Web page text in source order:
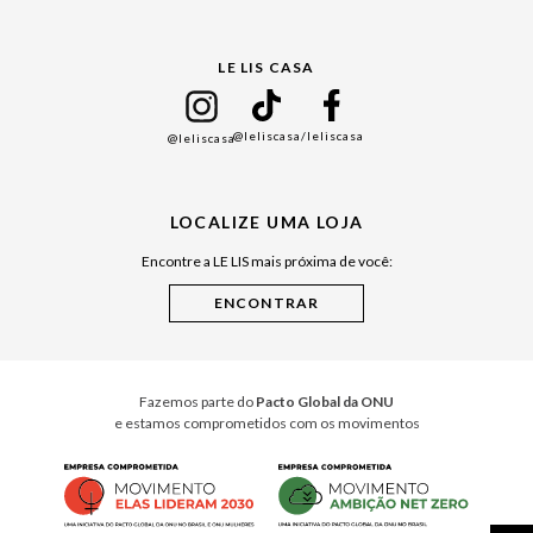
Cuidados Casa
LE LIS CASA
@leliscasa@leliscasa/leliscasa
LOCALIZE UMA LOJA
Encontre a LE LIS mais próxima de você:
Fazemos parte do Pacto Global da ONU
e estamos comprometidos com os movimentos